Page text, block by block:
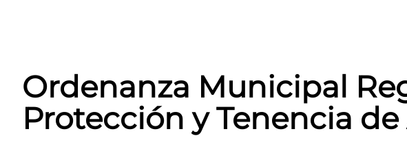
Ordenanza Municipal
Protección y Tenencia